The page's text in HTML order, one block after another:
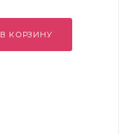
В КОРЗИНУ